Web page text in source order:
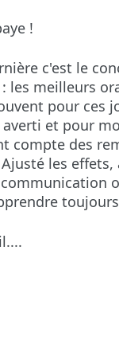
!
c'est le
les meilleurs
pour ces
et pour
compte des
les effets,